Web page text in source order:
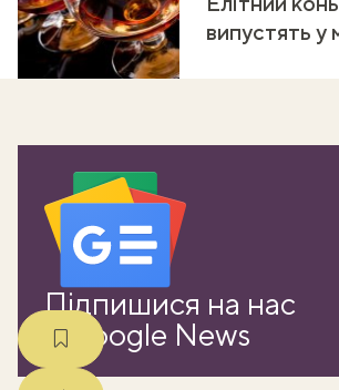
випустять у
Підпишися на нас
в Google News